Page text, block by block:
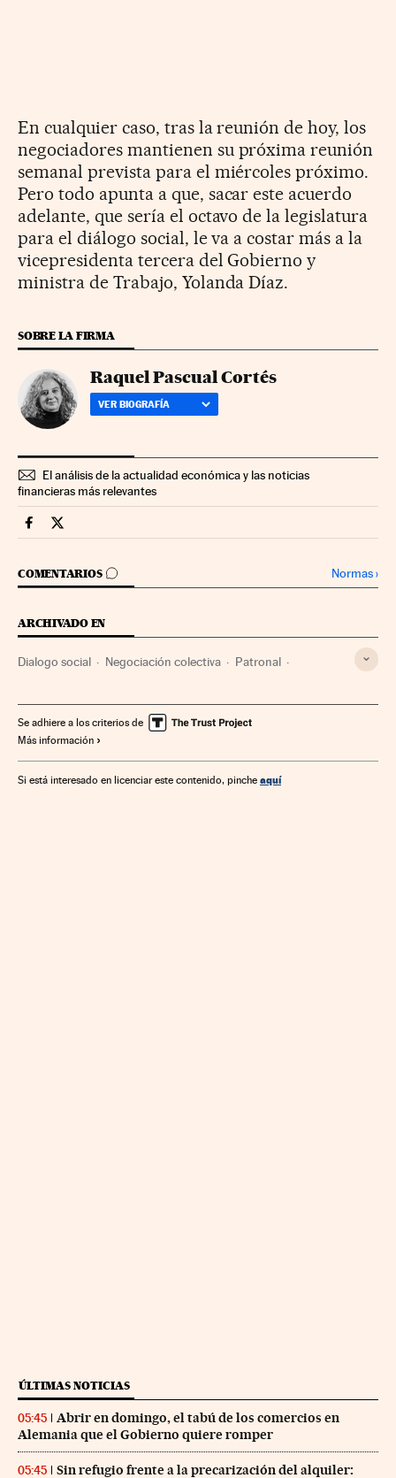
En cualquier caso, tras la reunión de hoy, los
negociadores mantienen su próxima reunión
semanal prevista para el miércoles próximo.
Pero todo apunta a que, sacar este acuerdo
adelante, que sería el octavo de la legislatura
para el diálogo social, le va a costar más a la
vicepresidenta tercera del Gobierno y
ministra de Trabajo, Yolanda Díaz.
SOBRE LA FIRMA
Raquel Pascual Cortés
VER BIOGRAFÍA
El análisis de la actualidad económica y las noticias
financieras más relevantes
Economia Cinco Días en Facebook
Economia Cinco Días en Twitter
COMENTARIOS
IR A LOS COMENTARIOS Normas›
ARCHIVADO EN
Dialogo social Negociación colectiva Patronal
Relaciones laborales Empresas Trabajo
Se adhiere a los criterios de
Más información
Si está interesado en licenciar este contenido, pinche aquí
ÚLTIMAS NOTICIAS
05:45
Abrir en domingo, el tabú de los comercios en
Alemania que el Gobierno quiere romper
05:45
Sin refugio frente a la precarización del alquiler: